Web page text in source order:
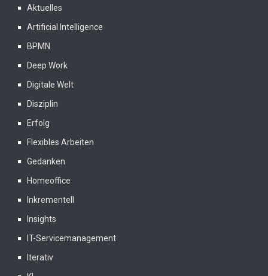
Aktuelles
Artificial Intelligence
BPMN
Deep Work
Digitale Welt
Disziplin
Erfolg
Flexibles Arbeiten
Gedanken
Homeoffice
Inkrementell
Insights
IT-Servicemanagement
Iterativ